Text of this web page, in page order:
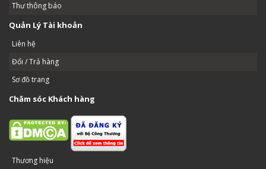
Thư thông báo
Quản Lý Tài khoản
Liên hệ
Đổi / Trả hàng
Sơ đồ trang
Chăm sóc Khách hàng
Thương hiệu